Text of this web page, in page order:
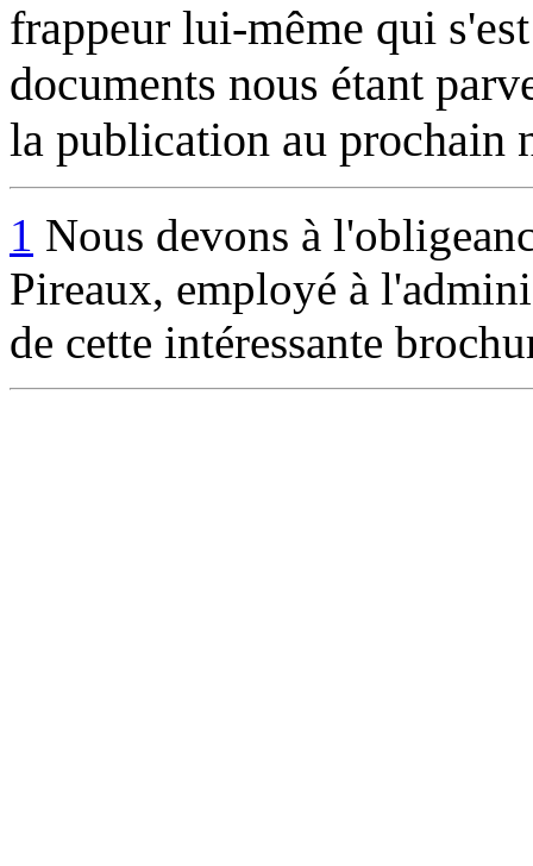
frappeur lui-même qui
documents nous étant
la publication au prochain
1 Nous devons à
Pireaux, employé à
de cette intéressante